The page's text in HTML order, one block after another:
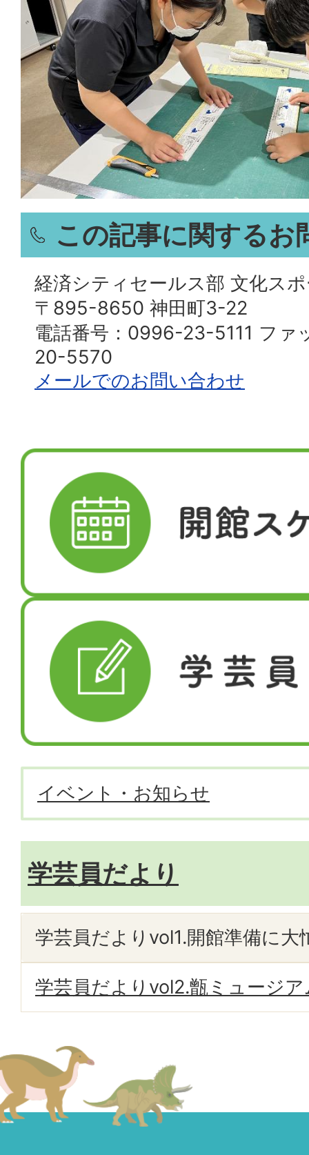
この記事に関するお
経済シティセールス部 文化ス
〒895-8650 神田町3-22
電話番号：0996-23-5111 ファ
20-5570
メールでのお問い合わせ
イベント・お知らせ
学芸員だより
学芸員だよりvol1.開館準備に大
学芸員だよりvol2.甑ミュージ